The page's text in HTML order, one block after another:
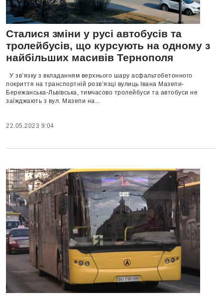
Сталися зміни у русі автобусів та
тролейбусів, що курсують на одному з
найбільших масивів Тернополя
У зв’язку з вкладанням верхнього шару асфальтобетонного
покриття на транспортній розв’язці вулиць Івана Мазепи-
Бережанська-Львівська, тимчасово тролейбуси та автобуси не
заїжджають з вул. Мазепи на...
22.05.2023 9:04